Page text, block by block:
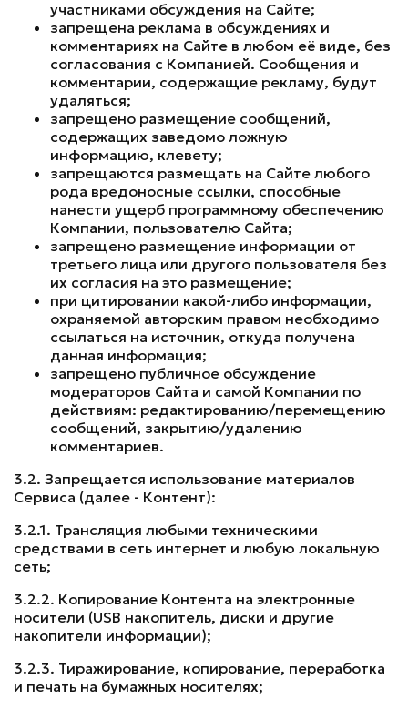
участниками обсуждения на Сайте;
запрещена реклама в обсуждениях и
комментариях на Сайте в любом её виде, без
согласования с Компанией. Сообщения и
комментарии, содержащие рекламу, будут
удаляться;
запрещено размещение сообщений,
содержащих заведомо ложную
информацию, клевету;
запрещаются размещать на Сайте любого
рода вредоносные ссылки, способные
нанести ущерб программному обеспечению
Компании, пользователю Сайта;
запрещено размещение информации от
третьего лица или другого пользователя без
их согласия на это размещение;
при цитировании какой-либо информации,
охраняемой авторским правом необходимо
ссылаться на источник, откуда получена
данная информация;
запрещено публичное обсуждение
модераторов Сайта и самой Компании по
действиям: редактированию/перемещению
сообщений, закрытию/удалению
комментариев.
3.2. Запрещается использование материалов
Сервиса (далее - Контент):
3.2.1. Трансляция любыми техническими
средствами в сеть интернет и любую локальную
сеть;
3.2.2. Копирование Контента на электронные
носители (USB накопитель, диски и другие
накопители информации);
3.2.3. Тиражирование, копирование, переработка
и печать на бумажных носителях;